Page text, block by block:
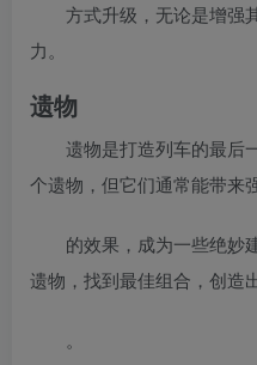
方式升级，无论是增强
力。
遗物
遗物是打造列车的最后
个遗物，但它们通常能带来
的效果，成为一些绝妙
遗物，找到最佳组合，创造
。